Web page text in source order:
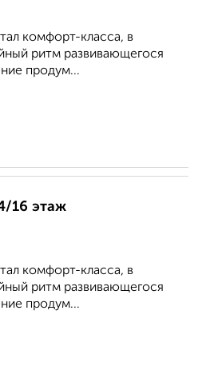
комфорт-класса, в
ритм развивающегося
продум...
16 этаж
комфорт-класса, в
ритм развивающегося
продум...